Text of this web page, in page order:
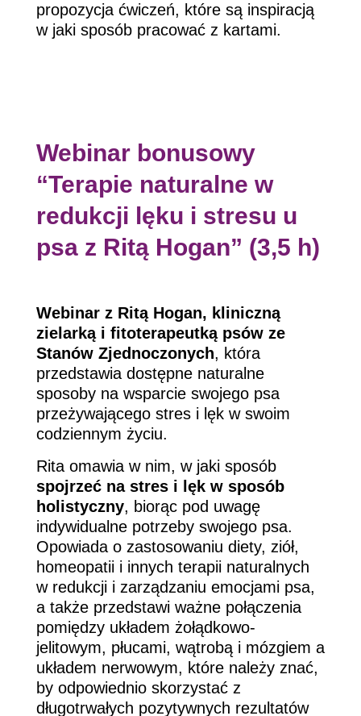
propozycja ćwiczeń, które są inspiracją
w jaki sposób pracować z kartami.
Webinar bonusowy
“Terapie naturalne w
redukcji lęku i stresu u
psa z Ritą Hogan” (3,5 h)
Webinar z Ritą Hogan, kliniczną
zielarką i fitoterapeutką psów ze
Stanów Zjednoczonych, która
przedstawia dostępne naturalne
sposoby na wsparcie swojego psa
przeżywającego stres i lęk w swoim
codziennym życiu.
Rita omawia w nim, w jaki sposób
spojrzeć na stres i lęk w sposób
holistyczny, biorąc pod uwagę
indywidualne potrzeby swojego psa.
Opowiada o zastosowaniu diety, ziół,
homeopatii i innych terapii naturalnych
w redukcji i zarządzaniu emocjami psa,
a także przedstawi ważne połączenia
pomiędzy układem żołądkowo-
jelitowym, płucami, wątrobą i mózgiem a
układem nerwowym, które należy znać,
by odpowiednio skorzystać z
długotrwałych pozytywnych rezultatów